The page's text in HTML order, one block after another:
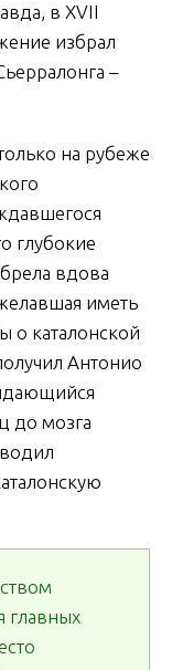
в XVII
избрал
–
на рубеже
глубокие
вдова
иметь
о каталонской
Антонио
до мозга
главных